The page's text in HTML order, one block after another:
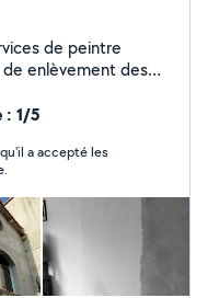
de peintre
enlèvement des
: 1/5
a accepté les